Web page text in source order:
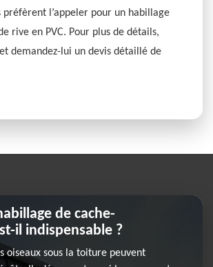
l’appeler pour un habillage
rive en PVC. Pour plus de détails,
demandez-lui un devis détaillé de
de cache-
il indispensable ?
oiseaux sous la toiture peuvent